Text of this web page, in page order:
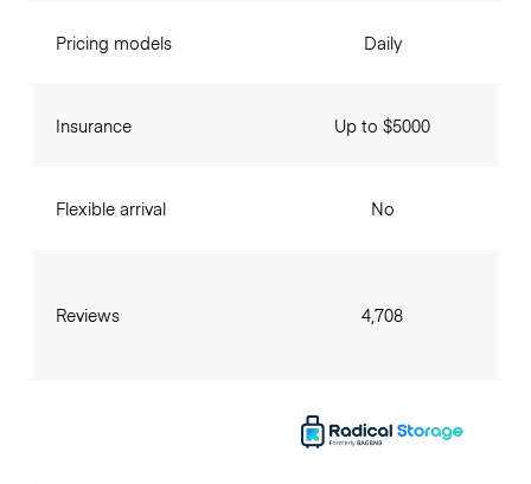
Pricing models
Insurance
Flexible arrival
Reviews
Daily
Up to $5000
No
4,708